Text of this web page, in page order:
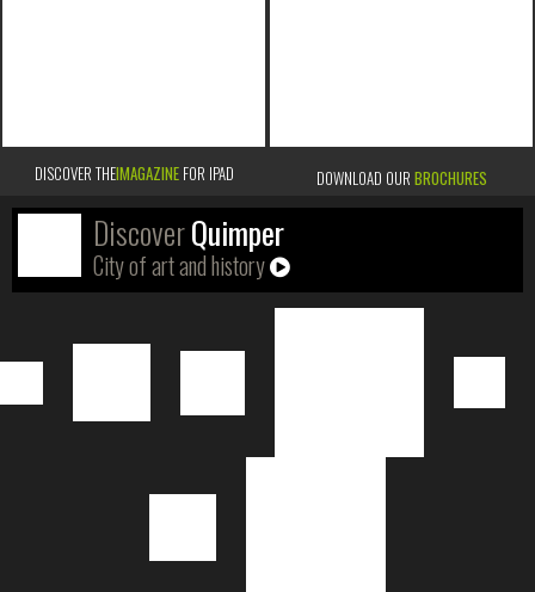
DISCOVER THEIMAGAZINEFOR IPAD DOWNLOAD OUR BROCHURES
DiscoverQuimper
City of art and history